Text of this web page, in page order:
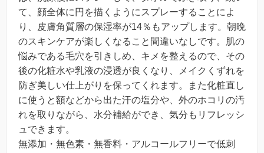
て、顔全体に円を描くようにスプレーすることによ
り、皮膚角質層の保湿率が14％もアップします。朝晩
のスキンケアが楽しくなること間違いなしです。肌の
悩みである毛穴を引きしめ、キメを整えるので、その
後の化粧水や乳液の浸透が良くなり、メイクくずれを
防ぎ美しい仕上がりを保ってくれます。また化粧直し
に使うと額などから出た汗の塩分や、外のホコリの汚
れを取りながら、水分補給ができ、気分もリフレッシ
ュできます。
無添加・無色素・無香料・アルコールフリーで低刺